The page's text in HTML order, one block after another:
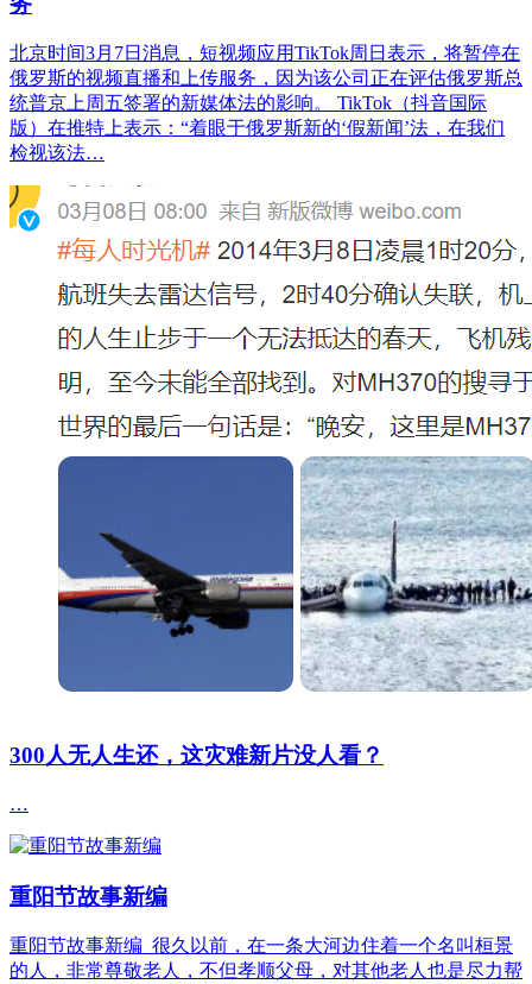
北京时间3月7日消息，短视频应用TikTok周日表示，将暂停在
俄罗斯的视频直播和上传服务，因为该公司正在评估俄罗斯总
统普京上周五签署的新媒体法的影响。 TikTok（抖音国际
版）在推特上表示：“着眼于俄罗斯新的‘假新闻’法，在我们
检视该法…
300人无人生还，这灾难新片没人看？
…
重阳节故事新编
重阳节故事新编 很久以前，在一条大河边住着一个名叫桓景
的人，非常尊敬老人，不但孝顺父母，对其他老人也是尽力帮